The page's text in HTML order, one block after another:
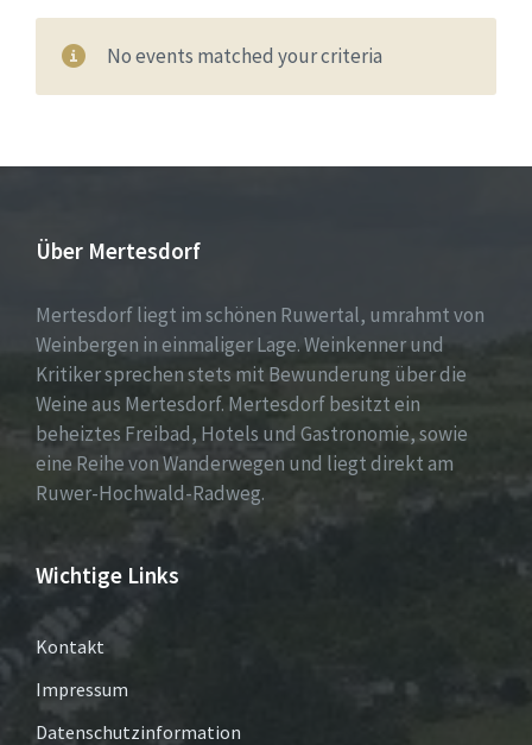
No events matched your criteria
Über Mertesdorf
Mertesdorf liegt im schönen Ruwertal, umrahmt von
Weinbergen in einmaliger Lage. Weinkenner und
Kritiker sprechen stets mit Bewunderung über die
Weine aus Mertesdorf. Mertesdorf besitzt ein
beheiztes Freibad, Hotels und Gastronomie, sowie
eine Reihe von Wanderwegen und liegt direkt am
Ruwer-Hochwald-Radweg.
Wichtige Links
Kontakt
Impressum
Datenschutzinformation